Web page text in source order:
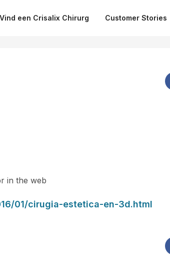
Vind een Crisalix Chirurg Customer Stories
in the web
01/cirugia-estetica-en-3d.html